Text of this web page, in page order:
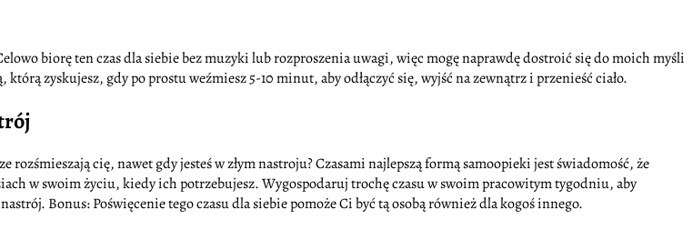
biorę ten czas dla siebie bez muzyki lub rozproszenia uwagi, więc mogę naprawdę dostroić się do moich myśli
zyskujesz, gdy po prostu weźmiesz 5-10 minut, aby odłączyć się, wyjść na zewnątrz i przenieść ciało.
cię, nawet gdy jesteś w złym nastroju? Czasami najlepszą formą samoopieki jest świadomość, że
w swoim życiu, kiedy ich potrzebujesz. Wygospodaruj trochę czasu w swoim pracowitym tygodniu, aby
Bonus: Poświęcenie tego czasu dla siebie pomoże Ci być tą osobą również dla kogoś innego.